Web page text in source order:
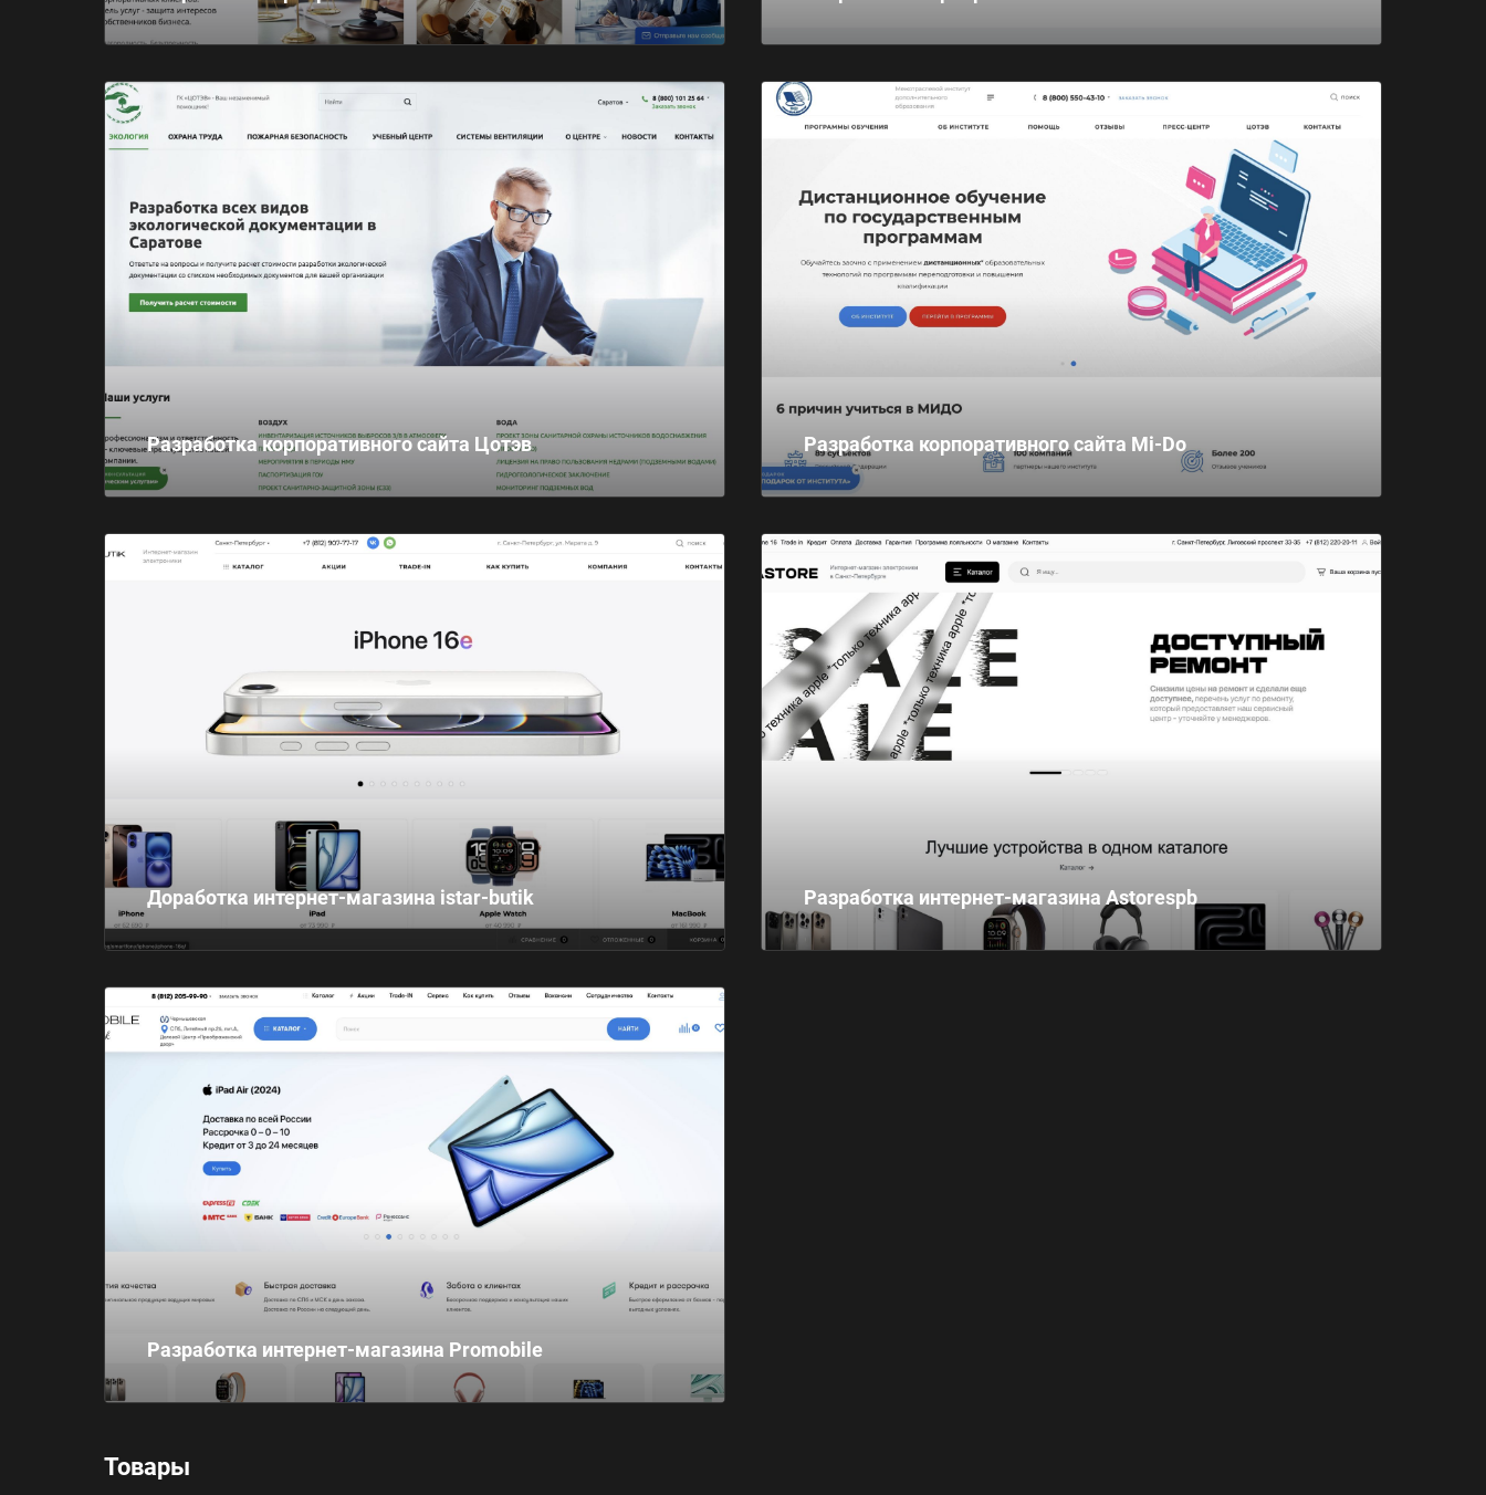
Разработка корпоративного сайта Цотэв Разработка корпоративного сайта Mi-Do
Доработка интернет-магазина istar-butik Разработка интернет-магазина Astorespb
Разработка интернет-магазина Promobile
Товары